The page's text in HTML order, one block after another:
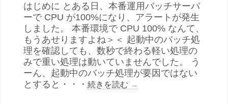
はじめに とある日、本番運用バッチサーバ
ーで CPU が100%になり、アラートが発生
しました。 本番環境で CPU 100% なんて、
もうあせりますよね＞＜ 起動中のバッチ処
理を確認しても、数秒で終わる軽い処理の
みで重い処理は動いていませんでした。 う
ーん、起動中のバッチ処理が要因ではない
とすると・・・ 続きを読む →